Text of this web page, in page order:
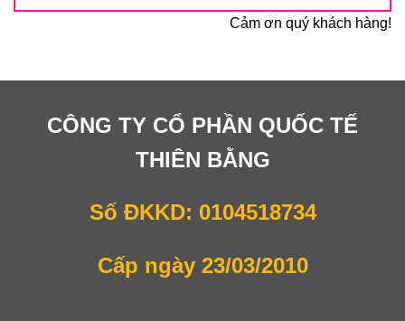
Cảm ơn quý khách hàng!
CÔNG TY CỔ PHẦN QUỐC TẾ
THIÊN BẰNG
Số ĐKKD: 0104518734
Cấp ngày 23/03/2010